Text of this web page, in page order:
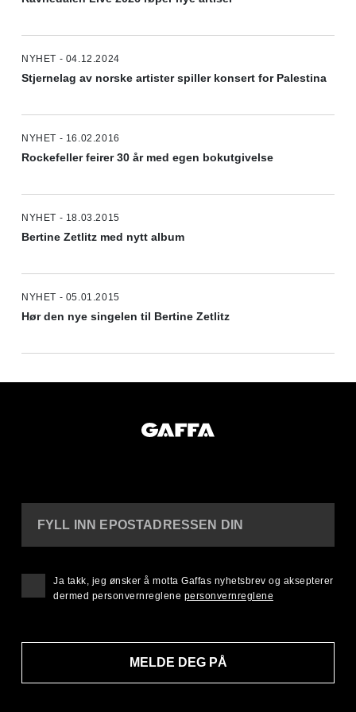
NYHET - 04.12.2024
Stjernelag av norske artister spiller konsert for Palestina
NYHET - 16.02.2016
Rockefeller feirer 30 år med egen bokutgivelse
NYHET - 18.03.2015
Bertine Zetlitz med nytt album
NYHET - 05.01.2015
Hør den nye singelen til Bertine Zetlitz
FYLL INN EPOSTADRESSEN DIN
MELDE DEG PÅ
Ja takk, jeg ønsker å motta Gaffas nyhetsbrev og aksepterer
dermed personvernreglene personvernreglene